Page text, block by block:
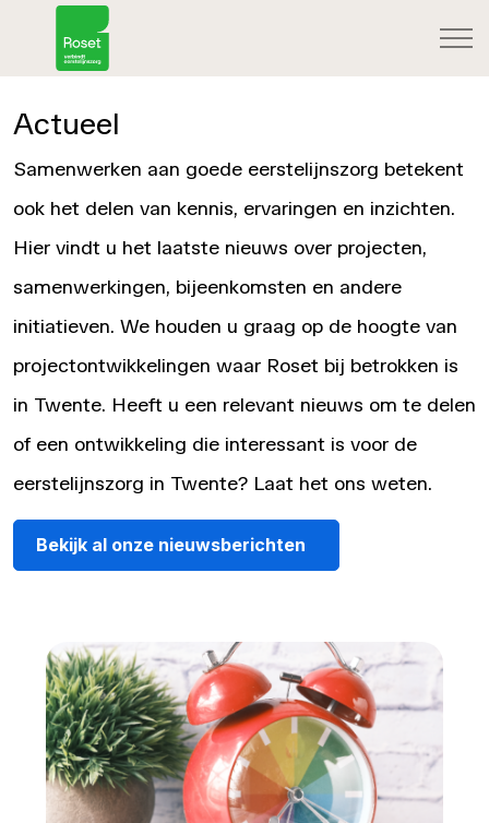
Actueel
Samenwerken aan goede eerstelijnszorg betekent
ook het delen van kennis, ervaringen en inzichten.
Hier vindt u het laatste nieuws over projecten,
samenwerkingen, bijeenkomsten en andere
initiatieven. We houden u graag op de hoogte van
projectontwikkelingen waar Roset bij betrokken is
in Twente. Heeft u een relevant nieuws om te delen
of een ontwikkeling die interessant is voor de
eerstelijnszorg in Twente? Laat het ons weten.
Bekijk al onze nieuwsberichten